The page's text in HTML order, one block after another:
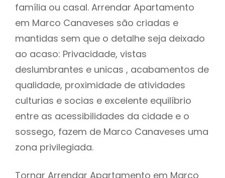
família ou casal. Arrendar Apartamento
em Marco Canaveses são criadas e
mantidas sem que o detalhe seja deixado
ao acaso: Privacidade, vistas
deslumbrantes e unicas , acabamentos de
qualidade, proximidade de atividades
culturias e socias e excelente equilíbrio
entre as acessibilidades da cidade e o
sossego, fazem de Marco Canaveses uma
zona privilegiada.
Tornar Arrendar Apartamento em Marco